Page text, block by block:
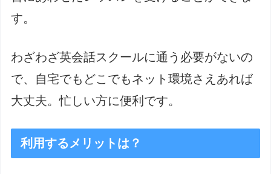
す。
わざわざ英会話スクールに通う必要がないの
で、自宅でもどこでもネット環境さえあれば
大丈夫。忙しい方に便利です。
利用するメリットは？